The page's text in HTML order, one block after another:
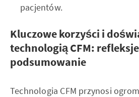
pacjentów.
Kluczowe korzyści i
technologią CFM:
podsumowanie
Technologia CFM przynosi